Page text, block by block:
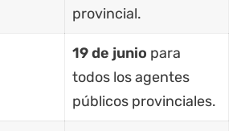
provincial.
19 de junio para
todos los agentes
públicos provinciales.